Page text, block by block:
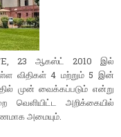
23 ஆகஸ்ட் 2010 இல்
விதிகள் 4 மற்றும் 5 இன்
முன் வைக்கப்படும் என்று
வெளியிட்ட அறிக்கையில்
அமையும்.